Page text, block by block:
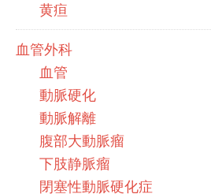
黄疸
血管外科
血管
動脈硬化
動脈解離
腹部大動脈瘤
下肢静脈瘤
閉塞性動脈硬化症